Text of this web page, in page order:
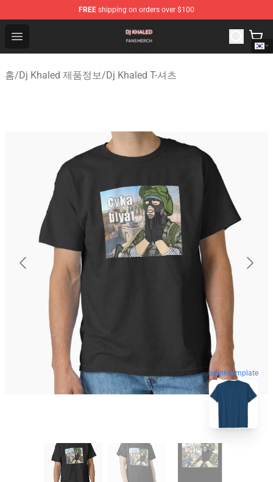
FREE shipping on orders over $100
Open menu
Dj Khaled Shop - Official Dj Khaled Merchandise Store
홈/Dj Khaled 제품정보/Dj Khaled T-셔츠
blank template